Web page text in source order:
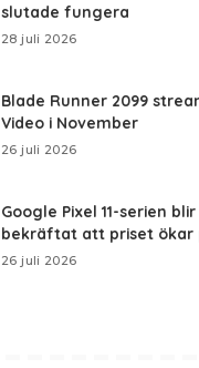
slutade fungera
28 juli 2026
Blade Runner 2099
Video i November
26 juli 2026
Google Pixel 11-serien
bekräftat att priset ökar
26 juli 2026